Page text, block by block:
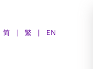
简 | 繁 | EN